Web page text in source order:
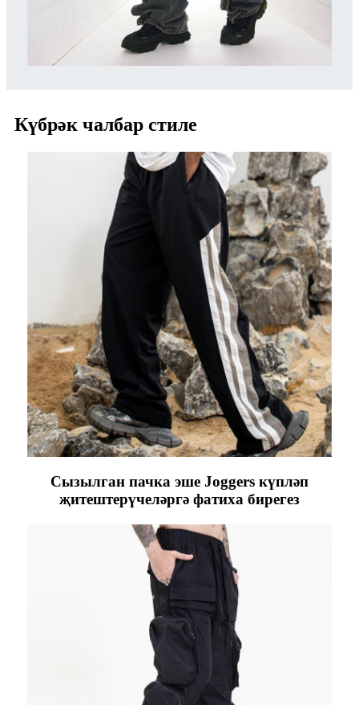
Күбрәк чалбар стиле
Сызылган пачка эше Joggers күпләп
җитештерүчеләргә фатиха бирегез